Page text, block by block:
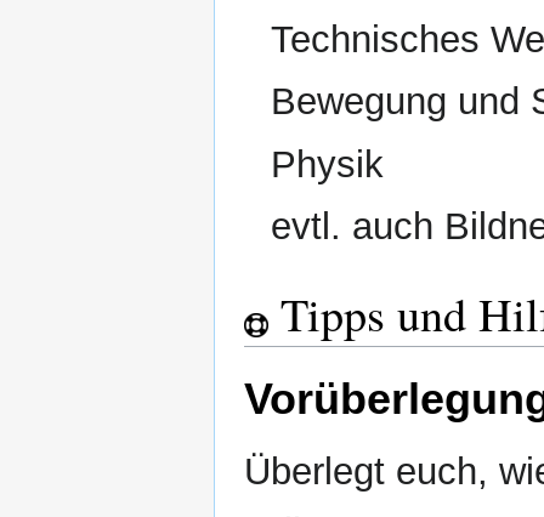
Technisches
Bewegung und
Physik
evtl. auch
Tipps und
Überlegt euch,